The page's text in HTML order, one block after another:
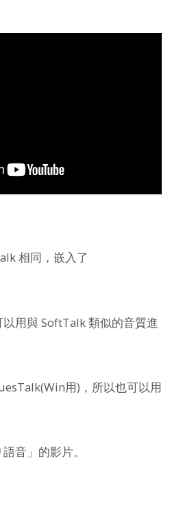
相同，嵌入了
用與 SoftTalk 類似的音質進
用)，所以也可以用
音」的影片。